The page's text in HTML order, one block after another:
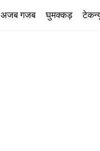
अजब गजब घुमक्कड़